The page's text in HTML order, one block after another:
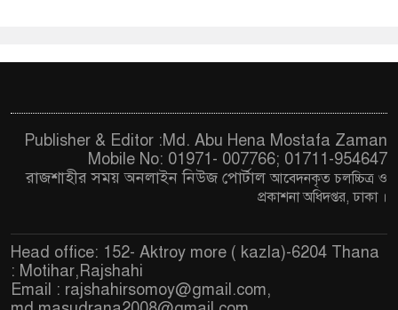
Publisher & Editor :Md. Abu Hena Mostafa Zaman
Mobile No: 01971- 007766; 01711-954647
রাজশাহীর সময় অনলাইন নিউজ পোর্টালআবেদনকৃত চলচ্চিত্র ও
প্রকাশনা অধিদপ্তর, ঢাকা ।
Head office: 152- Aktroy more ( kazla)-6204 Thana
: Motihar,Rajshahi
Email : rajshahirsomoy@gmail.com,